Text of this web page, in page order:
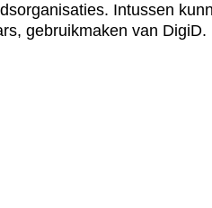
Intussen
gebruikmaken van DigiD.